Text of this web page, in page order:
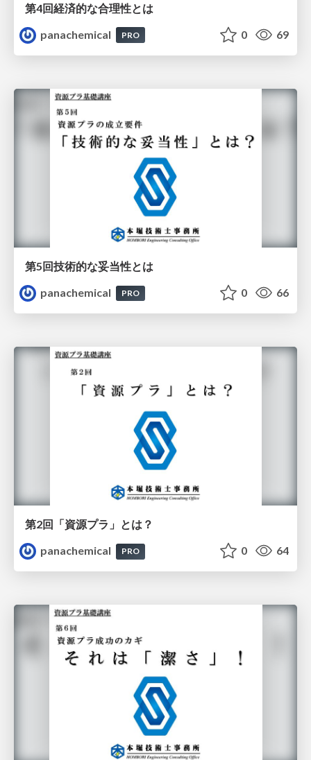
第4回経済的な合理性とは
panachemical
PRO 0 69
第5回技術的な妥当性とは
panachemical
PRO 0 66
第2回「資源プラ」とは？
panachemical
PRO 0 64